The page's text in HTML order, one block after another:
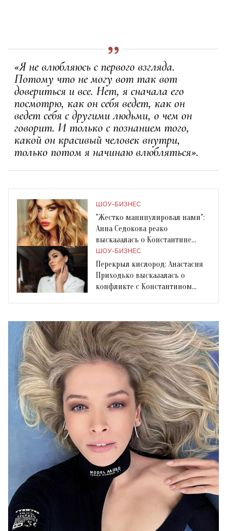
«Я не влюбляюсь с первого взгляда.
Потому что не могу вот так вот
довериться и все. Нет, я сначала его
посмотрю, как он себя ведет, как он
ведет себя с другими людьми, о чем он
говорит. И только с познанием того,
какой он красивый человек внутри,
только потом я начинаю влюбляться».
ШОУ-БИЗНЕС
"Жестко манипулировал нами":
Анна Седокова резко
высказалась о Константине
Меладзе
ШОУ-БИЗНЕС
Перекрыл кислород: Анастасия
Приходько высказалась о
конфликте с Константином